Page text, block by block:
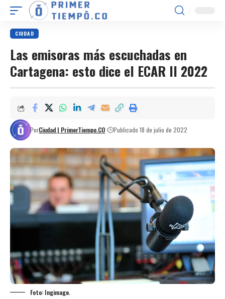
CIUDAD
Las emisoras más escuchadas en
Cartagena: esto dice el ECAR II 2022
PorCiudad | PrimerTiempo.CO Publicado 18 de julio de 2022
Foto: Ingimage.